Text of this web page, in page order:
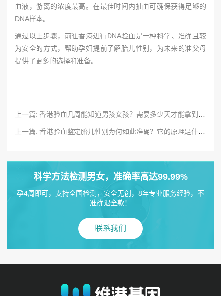
血液，游离的浓度最高。在最佳时间内抽血可确保获得足够的
DNA样本。
通过以上步骤，前往香港进行DNA验血是一种科学、准确且较
为安全的方式，帮助孕妇提前了解胎儿性别，为未来的准父母
提供了更多的选择和准备。
科学方法检测男女，准确率高达99.99%
孕4周即可，支持全国检测，安全无创，8年专业服务经验，不
准确退全款！
联系我们